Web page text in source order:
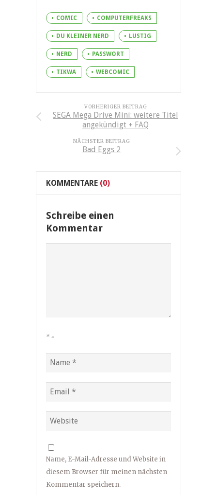
COMIC COMPUTERFREAKS
DU KLEINER NERD LUSTIG
NERD PASSWORT
TIKWA WEBCOMIC
VORHERIGER BEITRAG
SEGA Mega Drive Mini: weitere Titel
angekündigt + FAQ
NÄCHSTER BEITRAG
Bad Eggs 2
KOMMENTARE (0)
Schreibe einen
Kommentar
* =
Name, E-Mail-Adresse und Website in
diesem Browser für meinen nächsten
Kommentar speichern.